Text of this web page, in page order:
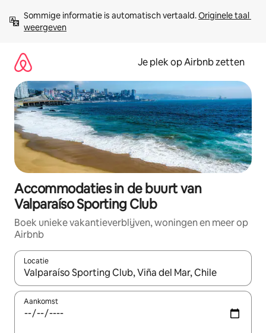
direct
naar
Sommige informatie is automatisch vertaald. Originele taal
weergeven
Je plek op Airbnb zetten
Accommodaties in de buurt van
Valparaíso Sporting Club
Boek unieke vakantieverblijven, woningen en meer op
Airbnb
Locatie
Wanneer er resultaten beschikbaar zijn, maak je een keuze
Aankomst